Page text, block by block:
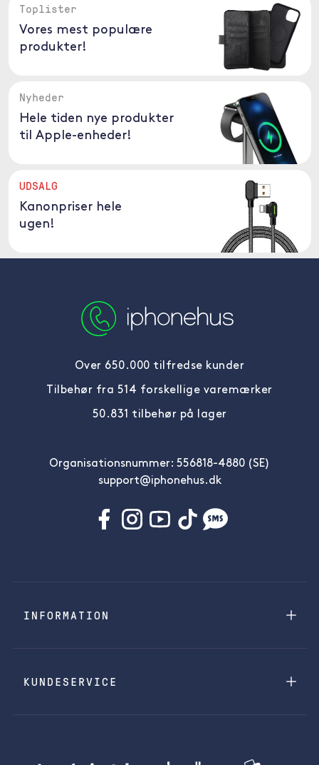
Toplister
Vores mest populære
produkter!
Nyheder
Hele tiden nye produkter
til Apple-enheder!
UDSALG
Kanonpriser hele
ugen!
Over 650.000 tilfredse kunder
Tilbehør fra 514 forskellige varemærker
50.831 tilbehør på lager
Organisationsnummer: 556818-4880 (SE)
support@iphonehus.dk
INFORMATION
KUNDESERVICE